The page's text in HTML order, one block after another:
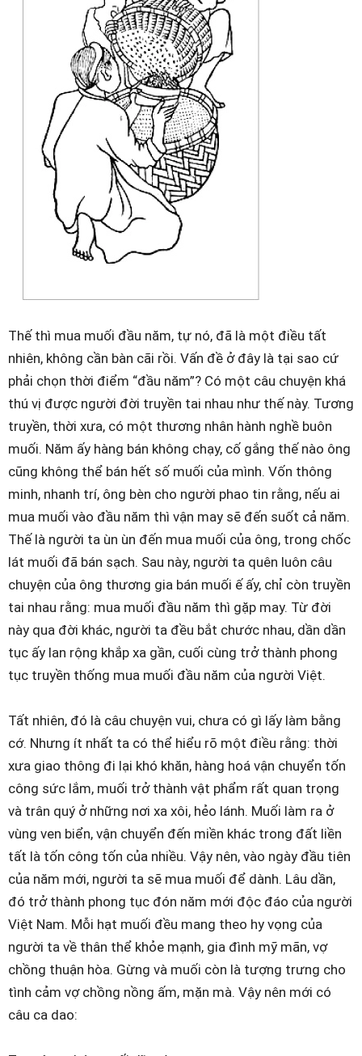
Thế thì mua muối đầu năm, tự nó, đã là một điều tất
nhiên, không cần bàn cãi rồi. Vấn đề ở đây là tại sao cứ
phải chọn thời điểm “đầu năm”? Có một câu chuyện khá
thú vị được người đời truyền tai nhau như thế này. Tương
truyền, thời xưa, có một thương nhân hành nghề buôn
muối. Năm ấy hàng bán không chạy, cố gắng thế nào ông
cũng không thể bán hết số muối của mình. Vốn thông
minh, nhanh trí, ông bèn cho người phao tin rằng, nếu ai
mua muối vào đầu năm thì vận may sẽ đến suốt cả năm.
Thế là người ta ùn ùn đến mua muối của ông, trong chốc
lát muối đã bán sạch. Sau này, người ta quên luôn câu
chuyện của ông thương gia bán muối ế ấy, chỉ còn truyền
tai nhau rằng: mua muối đầu năm thì gặp may. Từ đời
này qua đời khác, người ta đều bắt chước nhau, dần dần
tục ấy lan rộng khắp xa gần, cuối cùng trở thành phong
tục truyền thống mua muối đầu năm của người Việt.
Tất nhiên, đó là câu chuyện vui, chưa có gì lấy làm bằng
cớ. Nhưng ít nhất ta có thể hiểu rõ một điều rằng: thời
xưa giao thông đi lại khó khăn, hàng hoá vận chuyển tốn
công sức lắm, muối trở thành vật phẩm rất quan trọng
và trân quý ở những nơi xa xôi, hẻo lánh. Muối làm ra ở
vùng ven biển, vận chuyển đến miền khác trong đất liền
tất là tốn công tốn của nhiều. Vậy nên, vào ngày đầu tiên
của năm mới, người ta sẽ mua muối để dành. Lâu dần,
đó trở thành phong tục đón năm mới độc đáo của người
Việt Nam. Mỗi hạt muối đều mang theo hy vọng của
người ta về thân thể khỏe mạnh, gia đình mỹ mãn, vợ
chồng thuận hòa. Gừng và muối còn là tượng trưng cho
tình cảm vợ chồng nồng ấm, mặn mà. Vậy nên mới có
câu ca dao: